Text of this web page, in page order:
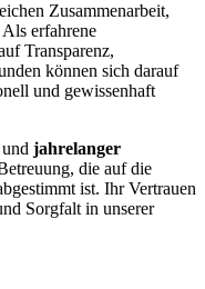
Zusammenarbeit,
erfahrene
Transparenz,
können sich darauf
und gewissenhaft
und jahrelanger
die auf die
ist. Ihr Vertrauen
Sorgfalt in unserer